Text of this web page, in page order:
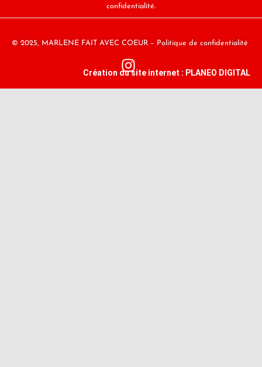
confidentialité.
© 2025, MARLENE FAIT AVEC COEUR – Politique de confidentialité
Création du site internet : PLANEO DIGITAL